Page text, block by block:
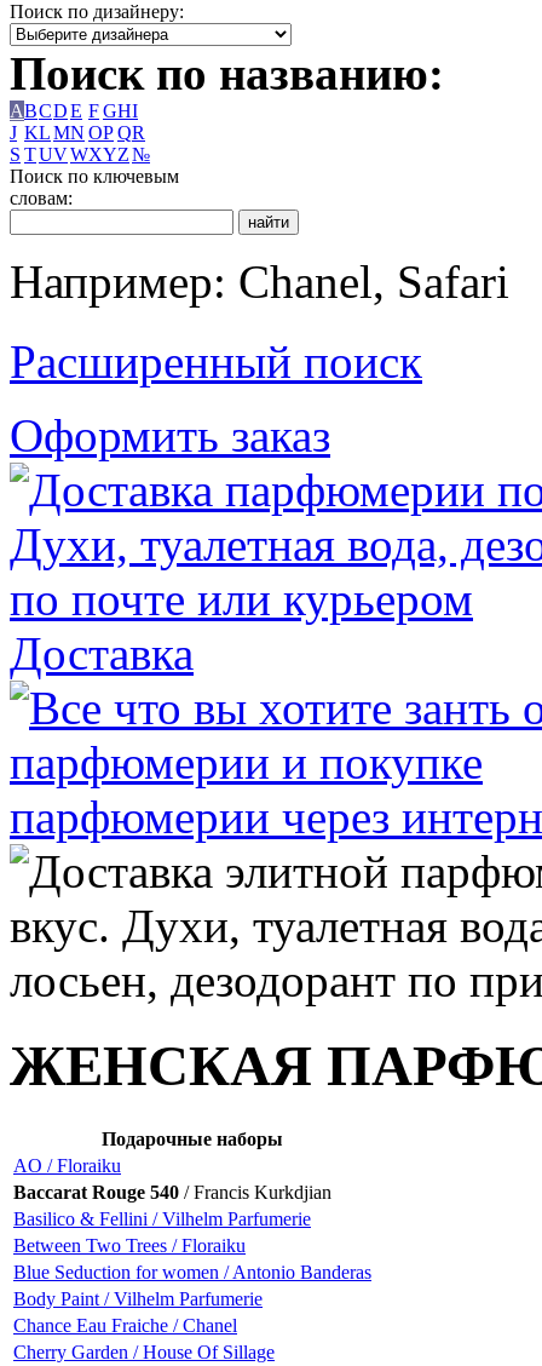
Поиск по дизайнеру:
Поиск по названию:
ABCDE FGHI
J KLMN OPQR
S TUVWXYZ№
Поиск по ключевым
словам:
Например: Chanel, Safari
Расширенный поиск
Оформить заказ
Доставка
ЖЕНСКАЯ
Подарочные наборы
AO / Floraiku
Baccarat Rouge 540 / Francis Kurkdjian
Basilico & Fellini / Vilhelm Parfumerie
Between Two Trees / Floraiku
Blue Seduction for women / Antonio Banderas
Body Paint / Vilhelm Parfumerie
Chance Eau Fraiche / Chanel
Cherry Garden / House Of Sillage